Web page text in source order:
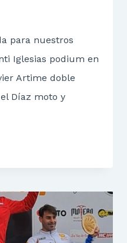
para nuestros
Iglesias podium en
Artime doble
Díaz moto y